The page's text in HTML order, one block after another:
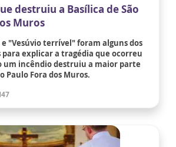
destruiu a Basílica de São
Muros
"Vesúvio terrível" foram alguns dos
para explicar a tragédia que ocorreu
um incêndio destruiu a maior parte
Paulo Fora dos Muros.